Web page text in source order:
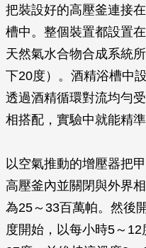
把裝設好的高壓釜連接
槽中。整個裝置都設置
天然氣水合物合成系統
下20度）。酒精浴槽中
透過酒精循環對流均勻
相搭配，實驗中就能精
以空氣推動的增壓器把
高壓釜內並關閉與外界
為25～33百萬帕。然後
度開始，以每小時5～